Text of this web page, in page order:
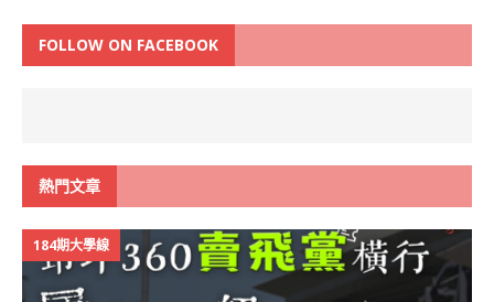
FOLLOW ON FACEBOOK
熱門文章
184期大學線